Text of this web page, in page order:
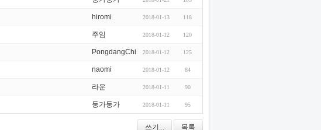
hiromi 2018-01-13 118
주임 2018-01-12 120
PongdangChi 2018-01-12 125
naomi 2018-01-12 84
라운 2018-01-11 90
둥가둥가 2018-01-11 95
쓰기... 목록